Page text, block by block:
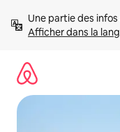
directement
Afficher dans la